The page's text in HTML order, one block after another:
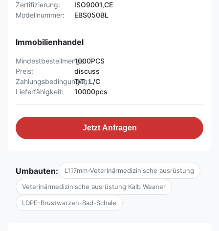
Zertifizierung:
ISO9001,CE
Modellnummer:
EBS050BL
Immobilienhandel
Mindestbestellmenge:1000PCS
Preis:
discuss
Zahlungsbedingungen:
T/T, L/C
Lieferfähigkeit:
10000pcs
Jetzt Anfragen
Umbauten: L117mm-Veterinärmedizinische ausrüstung
Veterinärmedizinische ausrüstung Kalb Weaner
LDPE-Brustwarzen-Bad-Schale